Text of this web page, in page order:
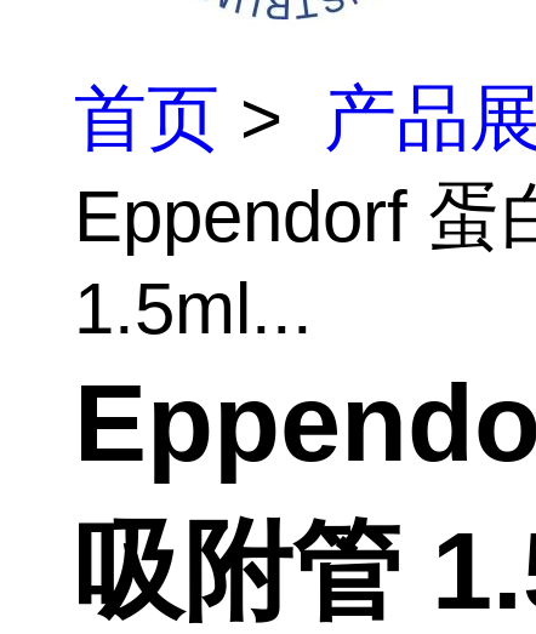
首页 > 产品
Eppendorf 蛋
1.5ml...
吸附管